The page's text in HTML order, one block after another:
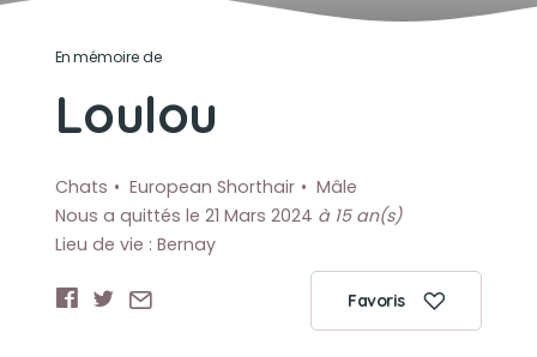
En mémoire de
Loulou
Chats European Shorthair
Mâle
Nous a quittés le 21 Mars 2024 à 15 an(s)
Lieu de vie : Bernay
Favoris